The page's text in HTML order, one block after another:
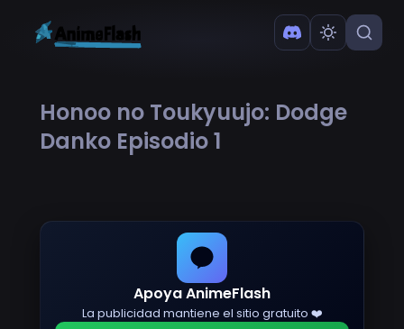
Honoo no Toukyuujo: Dodge
Danko Episodio 1
Apoya AnimeFlash
La publicidad mantiene el sitio gratuito ❤️